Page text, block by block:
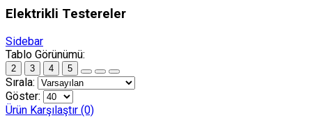
Elektrikli Testereler
Sidebar
Tablo Görünümü:
2 3 4 5
Sırala:
Göster:
Ürün Karşılaştır (0)